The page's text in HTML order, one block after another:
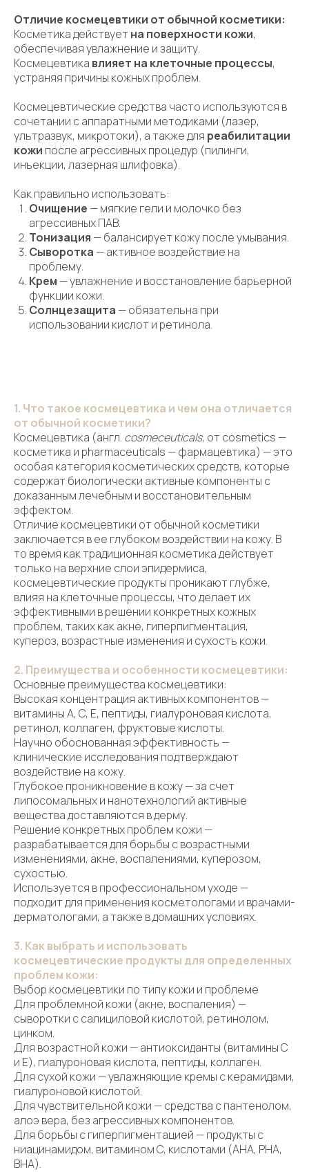
Отличие космецевтики от обычной косметики:
Косметика действует на поверхности кожи,
обеспечивая увлажнение и защиту.
Космецевтика влияет на клеточные процессы,
устраняя причины кожных проблем.
Космецевтические средства часто используются в
сочетании с аппаратными методиками (лазер,
ультразвук, микротоки), а также для реабилитации
кожи после агрессивных процедур (пилинги,
инъекции, лазерная шлифовка).
Как правильно использовать:
Очищение — мягкие гели и молочко без
агрессивных ПАВ.
Тонизация — балансирует кожу после умывания.
Сыворотка — активное воздействие на
проблему.
Крем — увлажнение и восстановление барьерной
функции кожи.
Солнцезащита — обязательна при
использовании кислот и ретинола.
1. Что такое космецевтика и чем она отличается
от обычной косметики?
Космецевтика (англ. cosmeceuticals, от cosmetics —
косметика и pharmaceuticals — фармацевтика) — это
особая категория косметических средств, которые
содержат биологически активные компоненты с
доказанным лечебным и восстановительным
эффектом.
Отличие космецевтики от обычной косметики
заключается в ее глубоком воздействии на кожу. В
то время как традиционная косметика действует
только на верхние слои эпидермиса,
космецевтические продукты проникают глубже,
влияя на клеточные процессы, что делает их
эффективными в решении конкретных кожных
проблем, таких как акне, гиперпигментация,
купероз, возрастные изменения и сухость кожи.
2. Преимущества и особенности космецевтики:
Основные преимущества космецевтики:
Высокая концентрация активных компонентов —
витамины A, C, E, пептиды, гиалуроновая кислота,
ретинол, коллаген, фруктовые кислоты.
Научно обоснованная эффективность —
клинические исследования подтверждают
воздействие на кожу.
Глубокое проникновение в кожу — за счет
липосомальных и нанотехнологий активные
вещества доставляются в дерму.
Решение конкретных проблем кожи —
разрабатывается для борьбы с возрастными
изменениями, акне, воспалениями, куперозом,
сухостью.
Используется в профессиональном уходе —
подходит для применения косметологами и врачами-
дерматологами, а также в домашних условиях.
3. Как выбрать и использовать
космецевтические продукты для определенных
проблем кожи:
Выбор космецевтики по типу кожи и проблеме
Для проблемной кожи (акне, воспаления) —
сыворотки с салициловой кислотой, ретинолом,
цинком.
Для возрастной кожи — антиоксиданты (витамины C
и E), гиалуроновая кислота, пептиды, коллаген.
Для сухой кожи — увлажняющие кремы с керамидами,
гиалуроновой кислотой.
Для чувствительной кожи — средства с пантенолом,
алоэ вера, без агрессивных компонентов.
Для борьбы с гиперпигментацией — продукты с
ниацинамидом, витамином C, кислотами (AHA, PHA,
BHA).
Принимаем заявки 24/7
консультацией от врача-
косметолога Dr.Baumann
Декларации соотвествия продукции Dr.Baumann